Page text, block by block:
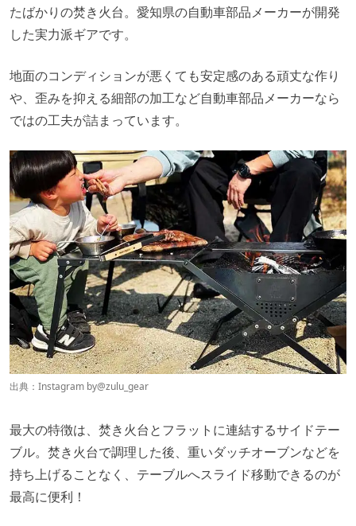
たばかりの焚き火台。愛知県の自動車部品メーカーが開発
した実力派ギアです。
地面のコンディションが悪くても安定感のある頑丈な作り
や、歪みを抑える細部の加工など自動車部品メーカーなら
ではの工夫が詰まっています。
出典：Instagram by@zulu_gear
最大の特徴は、焚き火台とフラットに連結するサイドテー
ブル。焚き火台で調理した後、重いダッチオーブンなどを
持ち上げることなく、テーブルへスライド移動できるのが
最高に便利！